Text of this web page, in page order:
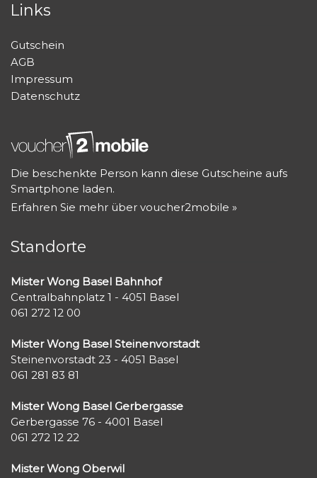
Links
Gutschein
AGB
Impressum
Datenschutz
Die beschenkte Person kann diese Gutscheine aufs
Smartphone laden.
Erfahren Sie mehr über voucher2mobile »
Standorte
Mister Wong Basel Bahnhof
Centralbahnplatz 1 - 4051 Basel
061 272 12 00
Mister Wong Basel Steinenvorstadt
Steinenvorstadt 23 - 4051 Basel
061 281 83 81
Mister Wong Basel Gerbergasse
Gerbergasse 76 - 4001 Basel
061 272 12 22
Mister Wong Oberwil